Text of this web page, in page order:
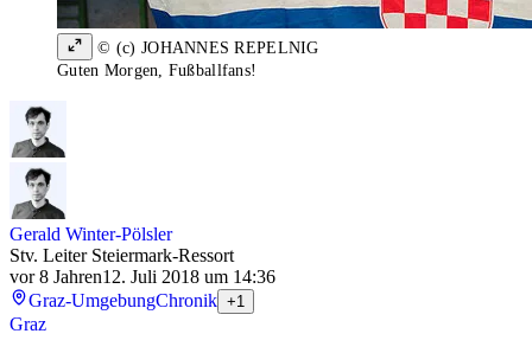
© (c) JOHANNES REPELNIG
Guten Morgen, Fußballfans!
Gerald Winter-Pölsler
Stv. Leiter Steiermark-Ressort
vor 8 Jahren12. Juli 2018 um 14:36
Graz-UmgebungChronik +1
Graz